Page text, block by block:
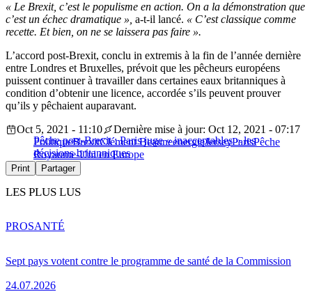
« Le Brexit, c’est le populisme en action. On a la démonstration que
c’est un échec dramatique », a-t-il lancé. « C’est classique comme
recette. Et bien, on ne se laissera pas faire ».
L’accord post-Brexit, conclu in extremis à la fin de l’année dernière
entre Londres et Bruxelles, prévoit que les pêcheurs européens
puissent continuer à travailler dans certaines eaux britanniques à
condition d’obtenir une licence, accordée s’ils peuvent prouver
qu’ils y pêchaient auparavant.
Pêche post-Brexit : Paris juge « inacceptables » les
décisions britanniques
Oct 5, 2021 - 11:10
Dernière mise à jour: Oct 12, 2021 - 07:17
PolitiqueBrexitClément BeauneenergieJerseyParisPêche
Royaume-Uni en Europe
Print Partager
LES PLUS LUS
Sept pays votent contre le programme de santé de la Commission
24.07.2026
PROSANTÉ